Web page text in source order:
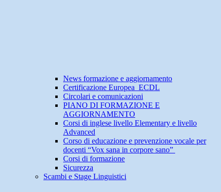
News formazione e aggiornamento
Certificazione Europea ECDL
Circolari e comunicazioni
PIANO DI FORMAZIONE E
AGGIORNAMENTO
Corsi di inglese livello Elementary e livello
Advanced
Corso di educazione e prevenzione vocale per
docenti “Vox sana in corpore sano”
Corsi di formazione
Sicurezza
Scambi e Stage Linguistici